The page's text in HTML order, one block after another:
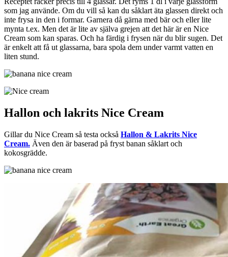
som jag använde. Om du vill så kan du såklart äta glassen direkt och
inte frysa in den i formar. Garnera då gärna med bär och eller lite
mynta t.ex. Men det är lite av själva grejen att det här är en Nice
Cream som kan sparas. Och ha färdig i frysen när du blir sugen. Det
är enkelt att få ut glassarna, bara spola dem under varmt vatten en
liten stund.
Hallon och lakrits Nice Cream
Gillar du Nice Cream så testa också Hallon & Lakrits Nice
Cream. Även den är baserad på fryst banan såklart och
kokosgrädde.